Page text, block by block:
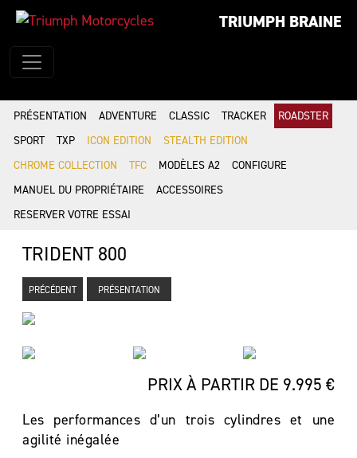
TRIUMPH BRAINE
PRÉSENTATION ADVENTURE CLASSIC TRACKER
ROADSTER
SPORT
TXP ICON EDITION
STEALTH EDITION
CHROME COLLECTION
TFC MODÈLES A2
CONFIGURE
MANUEL DU PROPRIÉTAIRE
ACCESSOIRES
RESERVER VOTRE ESSAI
TRIDENT 800
PRÉCÉDENT PRÉSENTATION
PRIX À PARTIR DE 9.995 €
Les performances d’un trois cylindres et une
agilité inégalée